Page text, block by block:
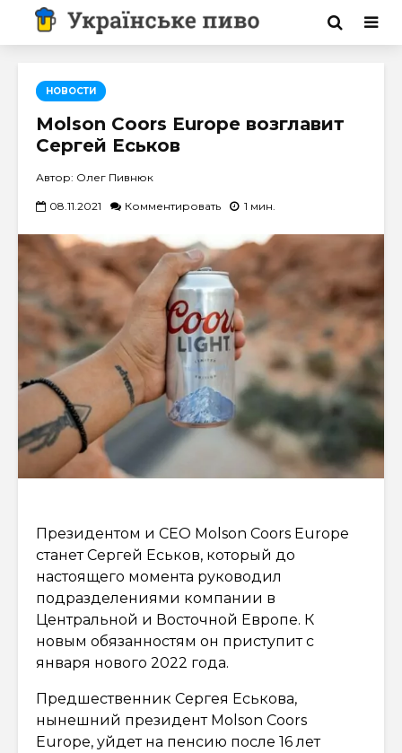
НОВОСТИ
Molson Coors Europe возглавит
Сергей Еськов
Автор: Олег Пивнюк
08.11.2021 Комментировать 1 мин.
Президентом и СЕО Molson Coors Europe
станет Сергей Еськов, который до
настоящего момента руководил
подразделениями компании в
Центральной и Восточной Европе. К
новым обязанностям он приступит с
января нового 2022 года.
Предшественник Сергея Еськова,
нынешний президент Molson Coors
Europe, уйдет на пенсию после 16 лет